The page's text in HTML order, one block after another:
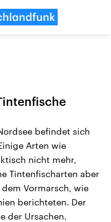
zu
Nahostkonflikt
Aktuelle Lage und
Der Überfall der
Terrororganisation Hamas
Oktober 2023 auf Israel
Israel möchte die Hamas
befindet sich
Arten wie
nicht mehr,
Tintenfischarten aber
Vormarsch, wie
berichteten. Der
der Ursachen.